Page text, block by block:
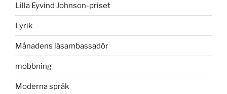
Lilla Eyvind Johnson-priset
Lyrik
Månadens läsambassadör
mobbning
Moderna språk